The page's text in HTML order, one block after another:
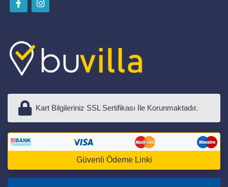
Kart Bilgileriniz SSL Sertifikası İle Korunmaktadır.
Güvenli Ödeme Linki